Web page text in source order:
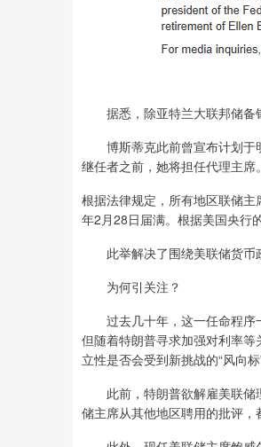
据悉，除亚特兰大联邦储备
博斯蒂克此前曾宣布计划于
继任者之前，她将担任代理主席。
根据法律规定，所有地区联储
年2月28日届满。根据美国央行
此举解决了围绕美联储货币
为何引关注？
过去几十年，这一任命程序一
但随着特朗普寻求加强对利率
立性是否会受到新挑战的“风向标”
此前，特朗普欲解雇美联储
储主席从其他地区聘用的批评，